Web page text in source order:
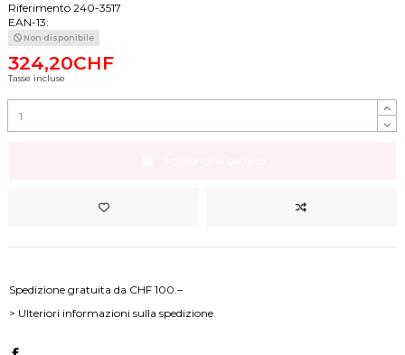
Riferimento 240-3517
EAN-13:
Non disponibile
324,20CHF
Tasse incluse
Spedizione gratuita da CHF 100.–
> Ulteriori informazioni sulla spedizione